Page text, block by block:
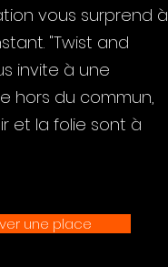
vous surprend à
"Twist and
invite à une
hors du commun,
et la folie sont à
une place